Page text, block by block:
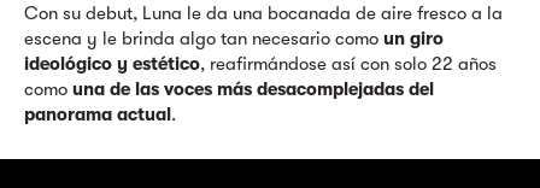
Con su debut, Luna le da una bocanada de aire fresco a la
escena y le brinda algo tan necesario como un giro
ideológico y estético, reafirmándose así con solo 22 años
como una de las voces más desacomplejadas del
panorama actual.